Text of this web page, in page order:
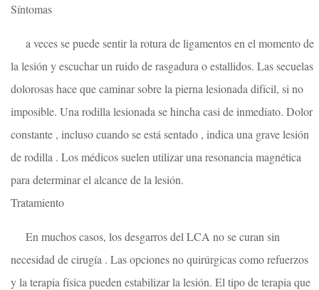
Síntomas
a veces se puede sentir la rotura de ligamentos en el momento de
la lesión y escuchar un ruido de rasgadura o estallidos. Las secuelas
dolorosas hace que caminar sobre la pierna lesionada difícil, si no
imposible. Una rodilla lesionada se hincha casi de inmediato. Dolor
constante , incluso cuando se está sentado , indica una grave lesión
de rodilla . Los médicos suelen utilizar una resonancia magnética
para determinar el alcance de la lesión.
Tratamiento
En muchos casos, los desgarros del LCA no se curan sin
necesidad de cirugía . Las opciones no quirúrgicas como refuerzos
y la terapia física pueden estabilizar la lesión. El tipo de terapia que